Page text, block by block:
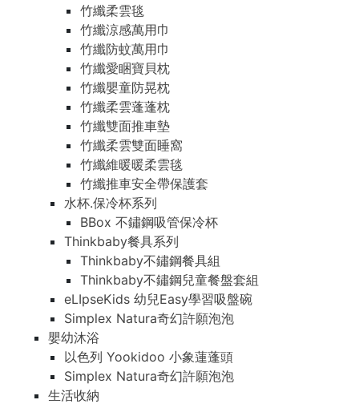
竹纖柔雲毯
竹纖涼感萬用巾
竹纖防蚊萬用巾
竹纖愛睏寶貝枕
竹纖嬰童防晃枕
竹纖柔雲蓬蓬枕
竹纖雙面推車墊
竹纖柔雲雙面睡窩
竹纖維暖暖柔雲毯
竹纖推車安全帶保護套
水杯.保冷杯系列
BBox 不鏽鋼吸管保冷杯
Thinkbaby餐具系列
Thinkbaby不鏽鋼餐具組
Thinkbaby不鏽鋼兒童餐盤套組
eLIpseKids 幼兒Easy學習吸盤碗
Simplex Natura奇幻許願泡泡
嬰幼沐浴
以色列 Yookidoo 小象蓮蓬頭
Simplex Natura奇幻許願泡泡
生活收納